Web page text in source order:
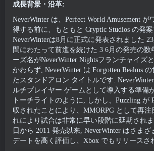
成長背景・沿革:
NeverWinter は、Perfect World Amusement
得する前に、もともと Cryptic Studios の発
NeverWinterは8月に正式に発表されました
間にわたって前進を続けた 3 6月の発売の数
ーズ名がNeverWinter Nightsフランチャイズ
かわらず, NeverWinter は Forgotten Realms
たスタンドアロン タイトルです.
ルチプレイヤー ゲームとして導入する準備
トーチライトのように, しかし、Puzzling が
収されたことにより、MMORPG として再注
れにより試合は非常に早い段階に延期され
日から 2011 発売以来, NeverWinter はさま
デートを高く評価し、Xbox でもリリースさ